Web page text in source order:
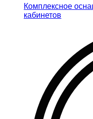
Комплексное
кабинетов